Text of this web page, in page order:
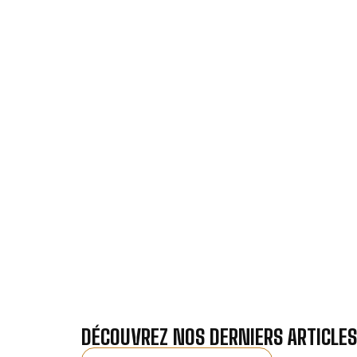
DÉCOUVREZ NOS DERNIERS